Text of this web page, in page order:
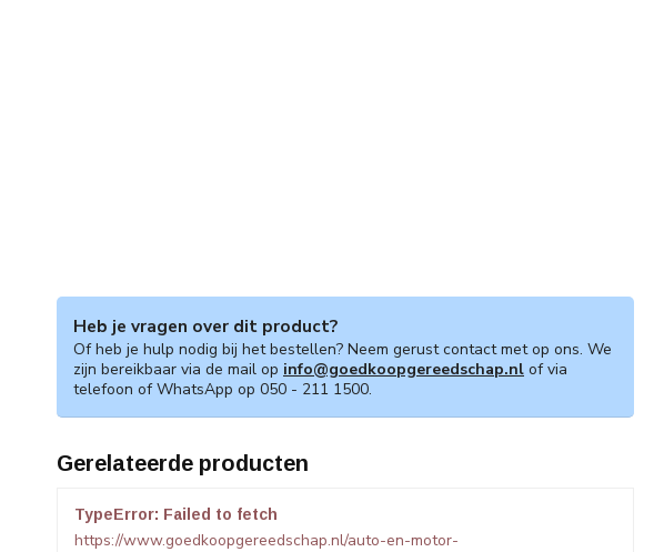
Heb je vragen over dit product?
Of heb je hulp nodig bij het bestellen? Neem gerust contact met op ons. We
zijn bereikbaar via de mail op info@goedkoopgereedschap.nl of via
telefoon of WhatsApp op 050 - 211 1500.
Gerelateerde producten
TypeError: Failed to fetch
https://www.goedkoopgereedschap.nl/auto-en-motor-